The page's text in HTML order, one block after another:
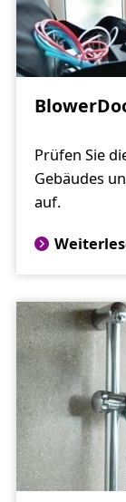
Prüfen Sie
Gebäudes
auf.